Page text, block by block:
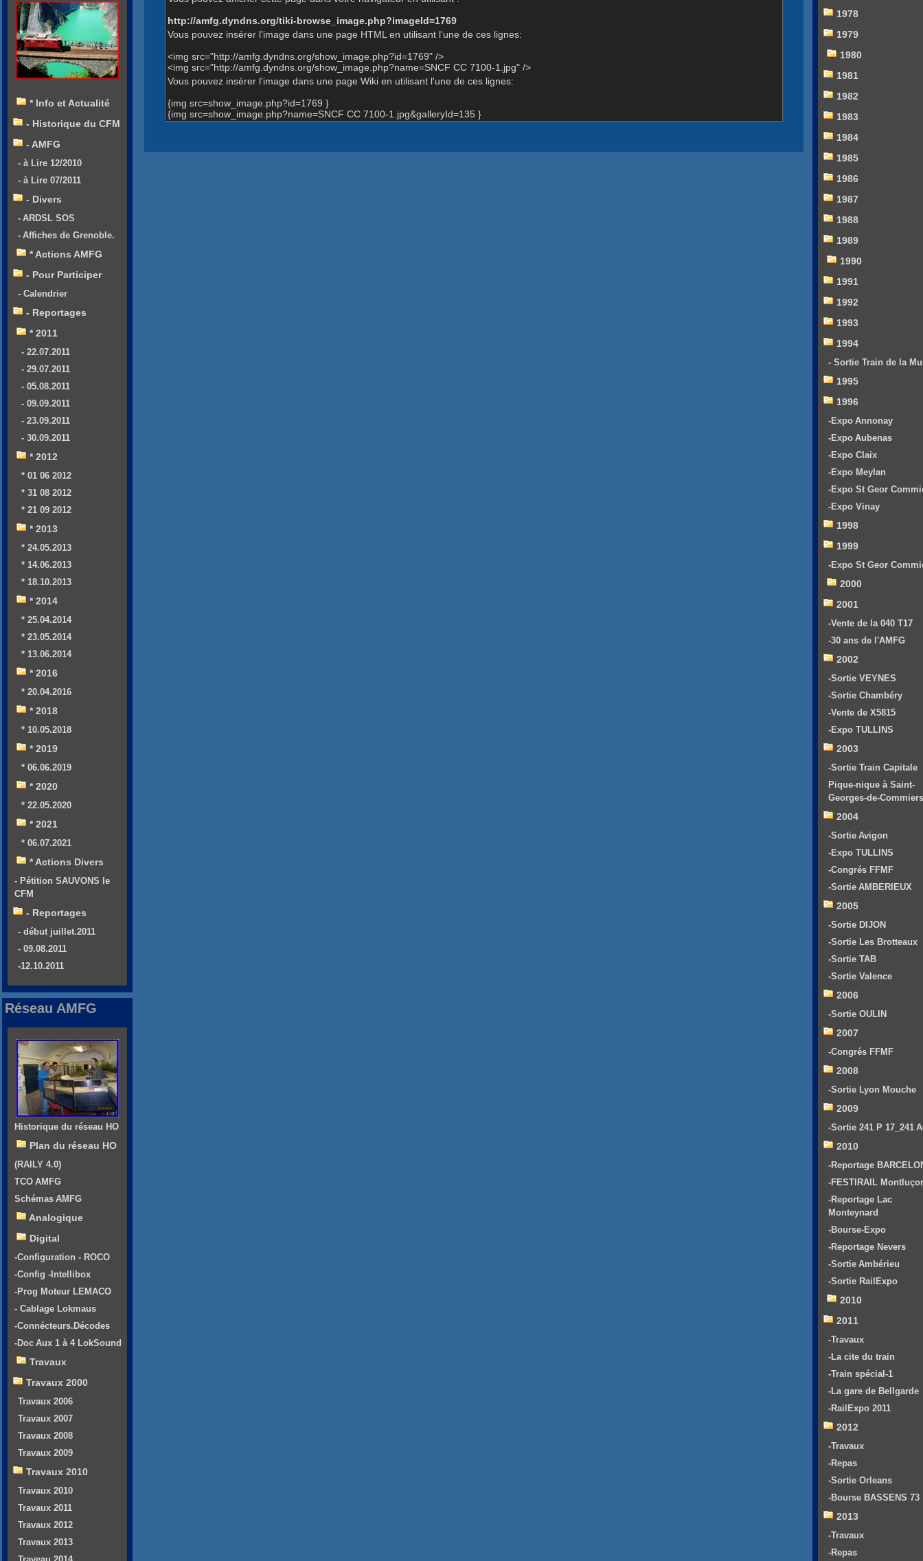
http://amfg.dyndns.org/tiki-browse_image.php?imageId=1769
Vous pouvez insérer l'image dans une page HTML en utilisant l'une de ces lignes:
<img src="http://amfg.dyndns.org/show_image.php?id=1769" />
<img src="http://amfg.dyndns.org/show_image.php?name=SNCF CC 7100-1.jpg" />
Vous pouvez insérer l'image dans une page Wiki en utilisant l'une de ces lignes:
{img src=show_image.php?id=1769 }
{img src=show_image.php?name=SNCF CC 7100-1.jpg&galleryId=135 }
* Info et Actualité
- Historique du CFM
- AMFG
- à Lire 12/2010
- à Lire 07/2011
- Divers
- ARDSL SOS
- Affiches de Grenoble.
* Actions AMFG
- Pour Participer
- Calendrier
- Reportages
* 2011
- 22.07.2011
- 29.07.2011
- 05.08.2011
- 09.09.2011
- 23.09.2011
- 30.09.2011
* 2012
* 01 06 2012
* 31 08 2012
* 21 09 2012
* 2013
* 24.05.2013
* 14.06.2013
* 18.10.2013
* 2014
* 25.04.2014
* 23.05.2014
* 13.06.2014
* 2016
* 20.04.2016
* 2018
* 10.05.2018
* 2019
* 06.06.2019
* 2020
* 22.05.2020
* 2021
* 06.07.2021
* Actions Divers
- Pétition SAUVONS le
CFM
- Reportages
- début juillet.2011
- 09.08.2011
-12.10.2011
Réseau AMFG
Historique du réseau HO
Plan du réseau HO
(RAILY 4.0)
TCO AMFG
Schémas AMFG
Analogique
Digital
-Configuration - ROCO
-Config -Intellibox
-Prog Moteur LEMACO
- Cablage Lokmaus
-Connécteurs.Décodes
-Doc Aux 1 à 4 LokSound
Travaux
Travaux 2000
Travaux 2006
Travaux 2007
Travaux 2008
Travaux 2009
Travaux 2010
Travaux 2010
Travaux 2011
Travaux 2012
Travaux 2013
1978
1979
1980
1981
1982
1983
1984
1985
1986
1987
1988
1989
1990
1991
1992
1993
1994
- Sortie Train de la
1995
1996
-Expo Annonay
-Expo Aubenas
-Expo Claix
-Expo Meylan
-Expo St Geor
-Expo Vinay
1998
1999
-Expo St Geor
2000
2001
-Vente de la 040 T17
-30 ans de l'AMFG
2002
-Sortie VEYNES
-Sortie Chambéry
-Vente de X5815
-Expo TULLINS
2003
-Sortie Train Capitale
Pique-nique à Saint-
Georges-de-Commiers
2004
-Sortie Avigon
-Expo TULLINS
-Congrés FFMF
-Sortie AMBERIEUX
2005
-Sortie DIJON
-Sortie Les Brotteaux
-Sortie TAB
-Sortie Valence
2006
-Sortie OULIN
2007
-Congrés FFMF
2008
-Sortie Lyon Mouche
2009
-Sortie 241 P 17_241
2010
-Reportage
-FESTIRAIL
-Reportage Lac
Monteynard
-Bourse-Expo
-Reportage Nevers
-Sortie Ambérieu
-Sortie RailExpo
2010
2011
-Travaux
-La cite du train
-Train spécial-1
-La gare de Bellgarde
-RailExpo 2011
2012
-Travaux
-Repas
-Sortie Orleans
-Bourse BASSENS 73
2013
-Travaux
-Repas